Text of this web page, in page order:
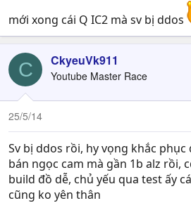
mới xong cái Q IC2 mà sv bị ddos
C CkyeuVk911
Youtube Master Race
25/5/14
Sv bị ddos rồi, hy vọng khắc phục
bán ngọc cam mà gần 1b alz rồi,
build đồ dễ, chủ yếu qua test ấy
cũng ko yên thân